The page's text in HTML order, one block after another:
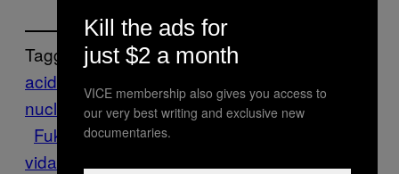
Tagged:
acidente nuclear
nuclear
Destaques Foto Fotografia
Fukushima galeria
vidade
Kill the ads for
just $2 a month
VICE membership also gives you access to
our very best writing and exclusive new
documentaries.